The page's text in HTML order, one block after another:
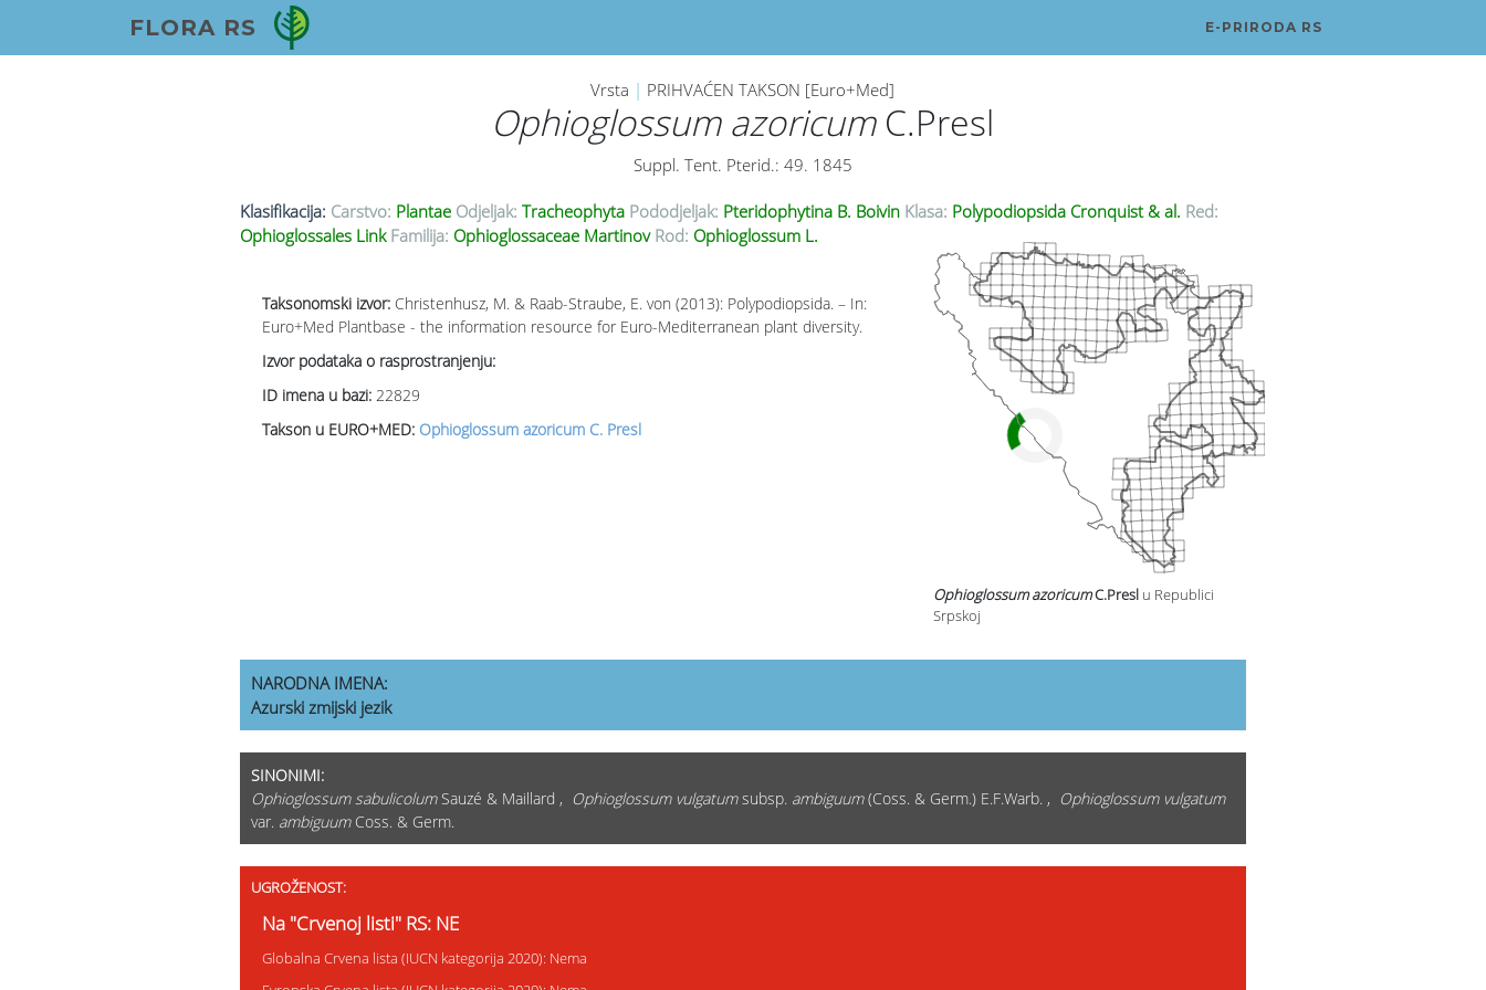
FLORA RS E-PRIRODA RS
Vrsta | PRIHVAĆEN TAKSON [Euro+Med]
Ophioglossum azoricumC.Presl
Suppl. Tent. Pterid.: 49. 1845
Klasifikacija: Carstvo: Plantae Odjeljak: Tracheophyta Pododjeljak: Pteridophytina B. Boivin Klasa: Polypodiopsida Cronquist & al. Red:
Ophioglossales Link Familija: Ophioglossaceae Martinov Rod: Ophioglossum L.
Taksonomski izvor: Christenhusz, M. & Raab-Straube, E. von (2013): Polypodiopsida. – In:
Euro+Med Plantbase - the information resource for Euro-Mediterranean plant diversity.
Izvor podataka o rasprostranjenju:
ID imena u bazi: 22829
Takson u EURO+MED: Ophioglossum azoricum C. Presl
Ophioglossum azoricumC.Presl u Republici
Srpskoj
NARODNA IMENA:
Azurski zmijski jezik
SINONIMI:
Ophioglossum sabulicolumSauzé & Maillard , Ophioglossum vulgatumsubsp. ambiguum(Coss. & Germ.) E.F.Warb. , Ophioglossum vulgatum
var. ambiguumCoss. & Germ.
UGROŽENOST:
Na "Crvenoj listi" RS: NE
Globalna Crvena lista (IUCN kategorija 2020): Nema